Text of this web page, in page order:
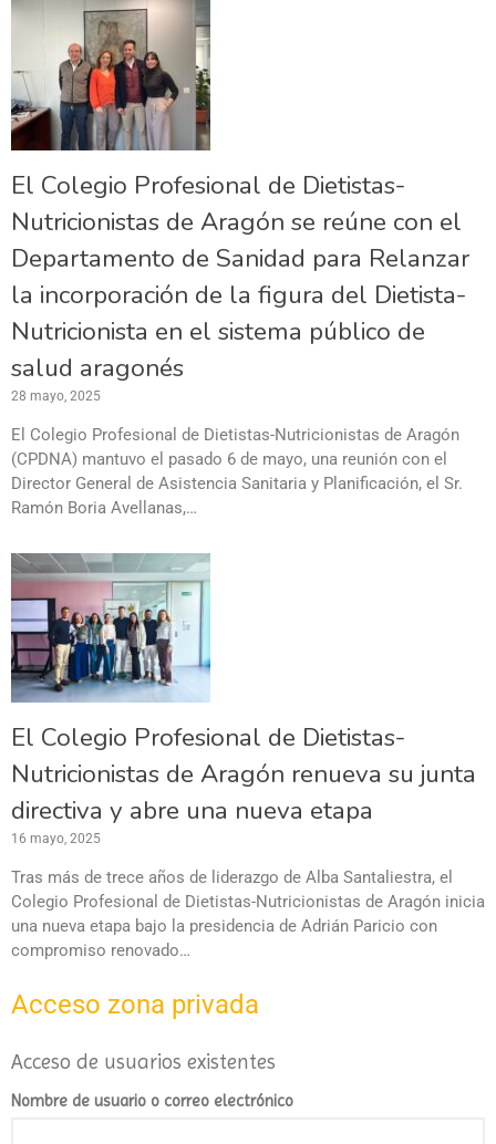
El Colegio Profesional de Dietistas-
Nutricionistas de Aragón se reúne con el
Departamento de Sanidad para Relanzar
la incorporación de la figura del Dietista-
Nutricionista en el sistema público de
salud aragonés
28 mayo, 2025
El Colegio Profesional de Dietistas-Nutricionistas de Aragón
(CPDNA) mantuvo el pasado 6 de mayo, una reunión con el
Director General de Asistencia Sanitaria y Planificación, el Sr.
Ramón Boria Avellanas,…
El Colegio Profesional de Dietistas-
Nutricionistas de Aragón renueva su junta
directiva y abre una nueva etapa
16 mayo, 2025
Tras más de trece años de liderazgo de Alba Santaliestra, el
Colegio Profesional de Dietistas-Nutricionistas de Aragón inicia
una nueva etapa bajo la presidencia de Adrián Paricio con
compromiso renovado…
Acceso zona privada
Acceso de usuarios existentes
Nombre de usuario o correo electrónico